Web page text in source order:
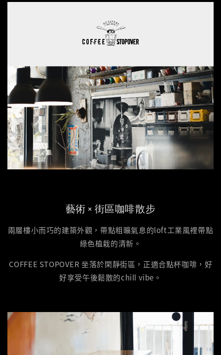
藝術 × 街區咖啡散步
兩層樓小而巧的建築外觀，帶點粗曠氣息的loft工業風裡帶點
綠色植栽的清新。
COFFEE STOPOVER 坐落於閑靜街區，正適合點杯咖啡，好
好享受午後鬆散的chill vibe。